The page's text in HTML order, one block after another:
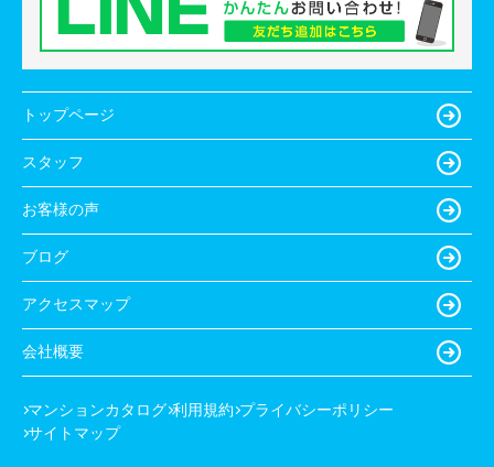
トップページ
スタッフ
お客様の声
ブログ
アクセスマップ
会社概要
マンションカタログ 利用規約 プライバシーポリシー
サイトマップ